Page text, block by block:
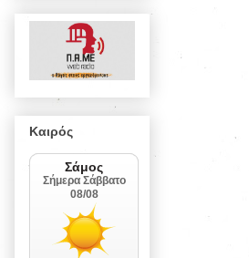
Καιρός